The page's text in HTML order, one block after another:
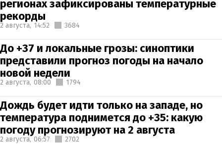
регионах зафиксированы температурные
рекорды
2 августа, 14:52 3684
До +37 и локальные грозы: синоптики
представили прогноз погоды на начало
новой недели
2 августа, 08:00 1794
Дождь будет идти только на западе, но
температура поднимется до +35: какую
погоду прогнозируют на 2 августа
2 августа, 06:57 2702